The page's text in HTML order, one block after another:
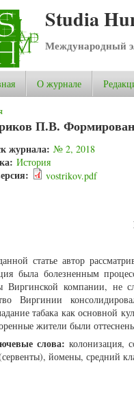
Studia
Международный
О журнале
П.В.
журнала: № 2, 2018
История
vostrikov.pdf
статье автор
была болезненным
Виргинской компании, не
Виргинии
табака как основной
жители были
слова: колонизация,
йомены, средний